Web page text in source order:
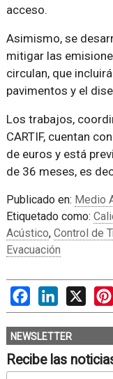
acceso.
Asimismo, se
mitigar las
circulan, que
pavimentos y el
Los trabajos,
CARTIF, cuentan
de euros y está
de 36 meses, es
Publicado en: Medio
Etiquetado como:
Acústico, Control de
Evacuación
FacebookLinkedIn
X
NEWSLETTER
Recibe las